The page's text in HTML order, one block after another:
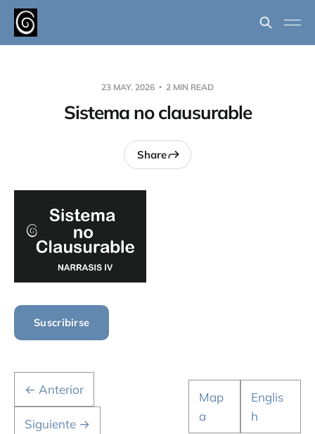
23 MAY. 2026 2 MIN READ
Sistema no clausurable
Share
Suscribirse
← Anterior
Siguiente →
Map
a
Englis
h